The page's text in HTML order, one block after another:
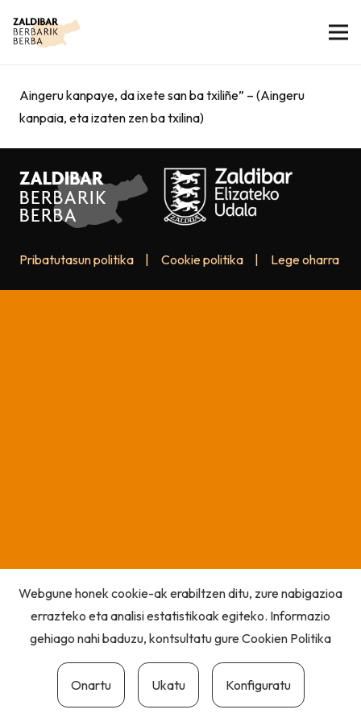
Aingeru kanpaye, da ixete san ba txiliñe” – (Aingeru
kanpaia, eta izaten zen ba txilina)
Pribatutasun politika Cookie politika Lege oharra
Webgune honek cookie-ak erabiltzen ditu, zure nabigazioa
errazteko eta analisi estatistikoak egiteko. Informazio
gehiago nahi baduzu, kontsultatu gureCookien Politika
Onartu Ukatu Konfiguratu